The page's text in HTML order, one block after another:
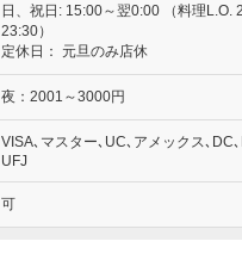
日、祝日: 15:00～翌0:00 （料理L.O.
23:30）
定休日： 元旦のみ店休
夜：2001～3000円
VISA､マスター､UC､アメックス､DC
UFJ
可